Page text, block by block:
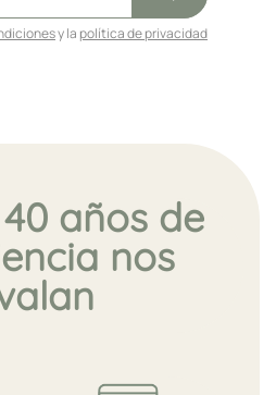
y la política de privacidad
años de
nos